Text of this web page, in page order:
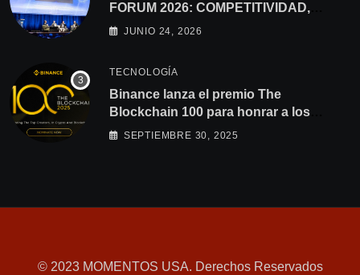
FORUM 2026: COMPETITIVIDAD,
CONSOLIDACIÓN Y
JUNIO 24, 2026
TECNOLOGÍA
Binance lanza el premio The
Blockchain 100 para honrar a los
principales creadores que impulsan la
SEPTIEMBRE 30, 2025
© 2023 MOMENTOS USA. Derechos Reservados